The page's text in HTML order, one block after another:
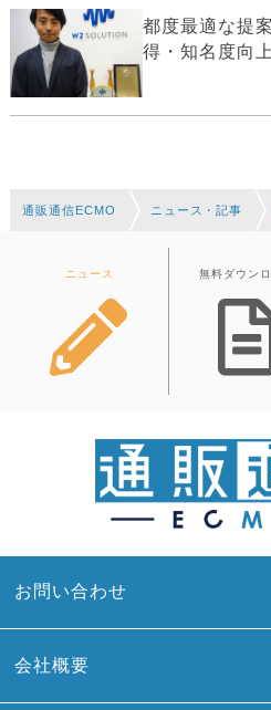
都度最適な提
得・知名度向
通販通信ECMO ニュース・記事
ニュース 無料ダウン
お問い合わせ
会社概要